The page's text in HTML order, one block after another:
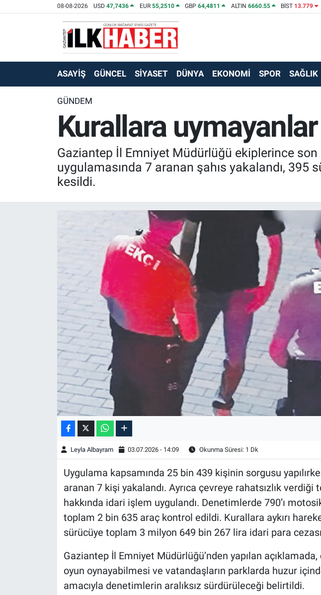
08-08-2026 USD47,7436 EUR 55,2510 GBP64,4811 ALTIN 6660.55 BİST 13.779
ASAYİŞ GÜNCEL SİYASET DÜNYA EKONOMİ SPOR SAĞLIK
GÜNDEM
Kurallara uymayanlar
Gaziantep İl Emniyet Müdürlüğü ekiplerince
uygulamasında 7 aranan şahıs yakalandı,
kesildi.
Leyla Albayram 03.07.2026 - 14:09 Okunma Süresi: 1 Dk
Uygulama kapsamında 25 bin 439 kişinin sorgusu
aranan 7 kişi yakalandı. Ayrıca çevreye rahatsızlık
hakkında idari işlem uygulandı. Denetimlerde 790’ı
toplam 2 bin 635 araç kontrol edildi. Kurallara aykırı
sürücüye toplam 3 milyon 649 bin 267 lira idari para
Gaziantep İl Emniyet Müdürlüğü’nden yapılan
oyun oynayabilmesi ve vatandaşların parklarda huzur
amacıyla denetimlerin aralıksız sürdürüleceği belirtildi.
EKONOMİ
SİYASET
SAĞLIK
TEKNOLOJİ
Beyoğlu Hava Durumu
Beyoğlu Trafik Yoğunluk Haritası
Süper Lig Puan Durumu ve Fikstür
Tüm Manşetler
Son Dakika Haberleri
Haber Arşivi